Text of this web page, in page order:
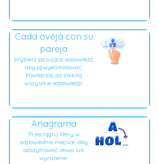
Cada oveja con su
pareja
Wybierz pasująca odpowiedź,
aby ją wyeliminować.
Powtarzaj, aż znikną
wszystkie odpowiedzi.
Anagrama
Przeciągnij litery w
odpowiednie miejsce, aby
odszyfrować słowo lub
wyrażenie.